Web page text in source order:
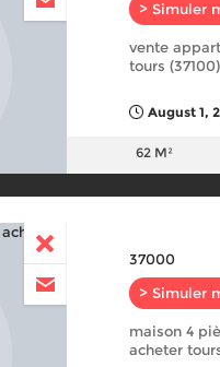
> Simuler
vente
tours (37100)
August 1,
62 M²
37000
> Simuler
maison 4
acheter